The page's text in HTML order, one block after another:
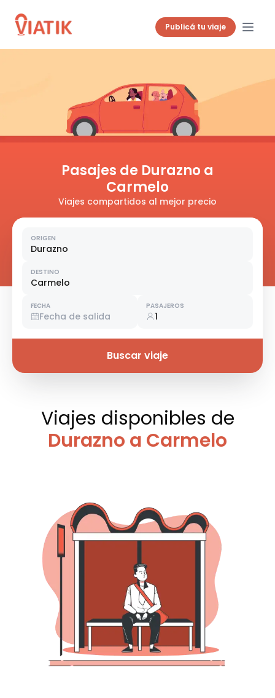
Publicá tu viaje
Pasajes de Durazno a
Carmelo
Viajes compartidos al mejor precio
ORIGEN
Durazno
DESTINO
Carmelo
FECHA
Fecha de salida
PASAJEROS
1
Buscar viaje
Viajes disponibles de
Durazno a Carmelo